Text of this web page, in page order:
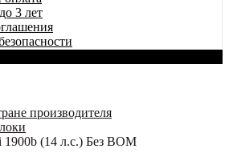
3 лет
производителя
1900b (14 л.с.) Без ВОМ